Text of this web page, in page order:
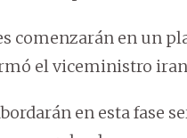
comenzarán en un
el viceministro
en esta fase